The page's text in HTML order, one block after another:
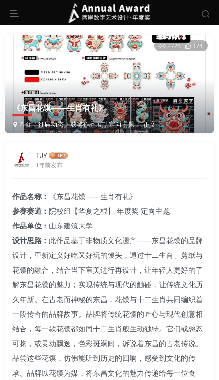
《东昌花馍——生肖有礼》
首页 往届动态 获奖作品展 定向主题 正文
2726 124
TJY
1年前发布
作品名称： 《东昌花馍——生肖有礼》
参赛赛道： 院校组【华夏之根】·年度奖·定向主题
作品单位： 山东建筑大学
设计思路： 此作品基于非物质文化遗产——东昌花馍的品牌
设计，重新定义好吃又好玩的馒头，通过十二生肖、剪纸与
花馍的融合，结合当下审美进行再设计，让年轻人更好的了
解东昌花馍的魅力；实现传统与现代的触碰，让传统文化历
久年新。在古老而神秘的东昌，花馍与十二生肖共同编织着
一段传奇的品牌故事。品牌将传统花馍的匠心与现代创意相
结合，每一款花馍都如同十二生肖般生动独特。它们或憨态
可掬，或灵动飘逸，色彩斑斓间，诉说着东昌的古老传说。
品尝这些花馍，仿佛能听到历史的回响，感受到文化的传
承。品牌以花馍为媒，将东昌文化的魅力传递给每一位食